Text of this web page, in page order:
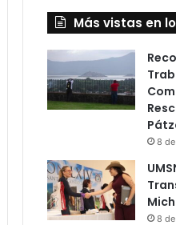
Más vistas en
8
8